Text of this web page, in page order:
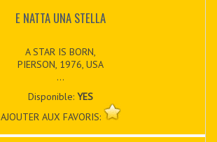
E NATTA UNA STELLA
A STAR IS BORN,
PIERSON, 1976, USA
...
Disponible:YES
AJOUTER AUX FAVORIS: